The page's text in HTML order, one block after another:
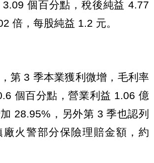
個百分點，稅後純益 4.77
倍，每股純益 1.2 元。
第 3 季本業獲利微增，毛利率
個百分點，營業利益 1.06 億
28.95%，另外第 3 季也認列
火警部分保險理賠金額，約